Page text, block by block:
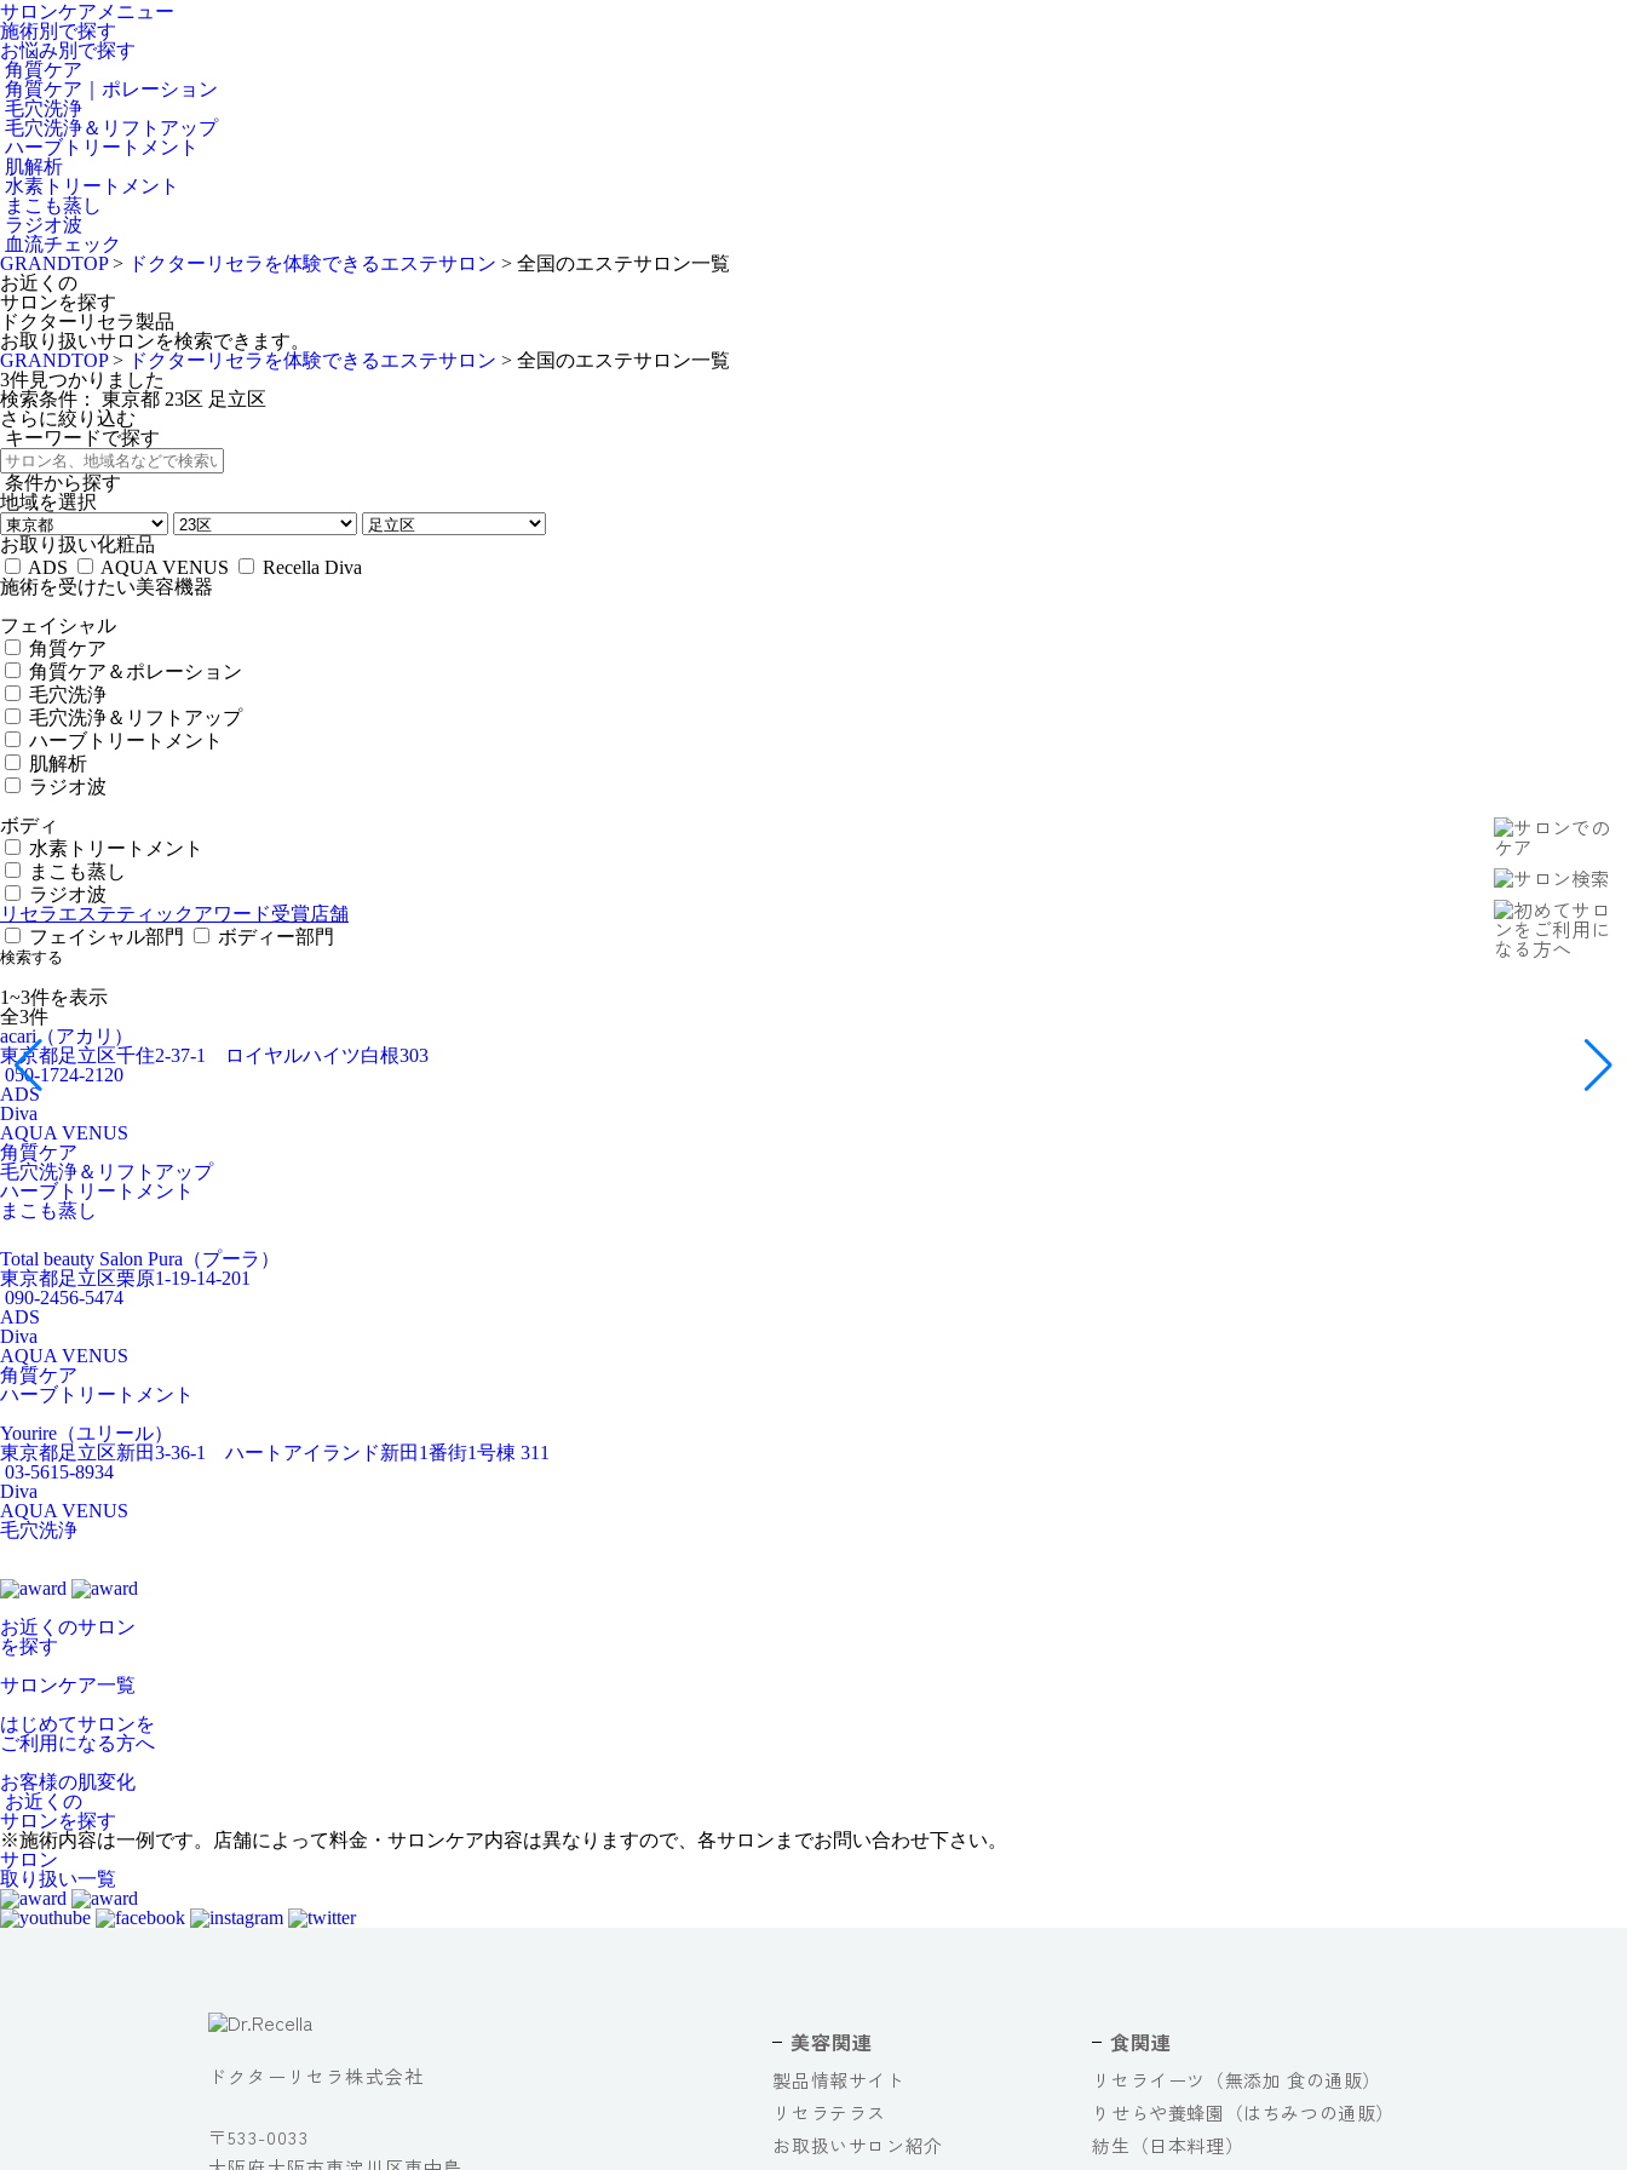
サロンケアメニュー
施術別で探す
お悩み別で探す
角質ケア
角質ケア｜ポレーション
毛穴洗浄
毛穴洗浄＆リフトアップ
ハーブトリートメント
肌解析
水素トリートメント
まこも蒸し
ラジオ波
血流チェック
GRANDTOP> ドクターリセラを体験できるエステサロン > 全国のエステサロン一覧
お近くの
サロンを探す
ドクターリセラ製品
お取り扱いサロンを検索できます。
GRANDTOP> ドクターリセラを体験できるエステサロン > 全国のエステサロン一覧
3件見つかりました
検索条件：
東京都 23区 足立区
さらに絞り込む
キーワードで探す
条件から探す
地域を選択
お取り扱い化粧品
ADS
AQUA VENUS
Recella Diva
施術を受けたい美容機器
フェイシャル
角質ケア
角質ケア＆ポレーション
毛穴洗浄
毛穴洗浄＆リフトアップ
ハーブトリートメント
肌解析
ラジオ波
ボディ
水素トリートメント
まこも蒸し
ラジオ波
リセラエステティックアワード受賞店舗
フェイシャル部門
ボディー部門
検索する
1~3件を表示
全3件
acari（アカリ）
東京都足立区千住2-37-1 ロイヤルハイツ白根303
050-1724-2120
ADS
Diva
AQUA VENUS
角質ケア
毛穴洗浄＆リフトアップ
ハーブトリートメント
まこも蒸し
Total beauty Salon Pura（プーラ）
東京都足立区栗原1-19-14-201
090-2456-5474
ADS
Diva
AQUA VENUS
角質ケア
ハーブトリートメント
Yourire（ユリール）
東京都足立区新田3-36-1 ハートアイランド新田1番街1号棟 311
03-5615-8934
Diva
AQUA VENUS
毛穴洗浄
お近くのサロン
を探す
サロンケア一覧
はじめてサロンを
ご利用になる方へ
お客様の肌変化
お近くの
サロンを探す
※施術内容は一例です。店舗によって料金・サロンケア内容は異なりますので、各サロンまでお問い合わせ下さい。
サロン
取り扱い一覧
ドクターリセラ株式会社
〒533-0033
美容関連
製品情報サイト
リセラテラス
お取扱いサロン紹介
食関連
リセライーツ（無添加 食の通販）
りせらや養蜂園（はちみつの通販）
紡生（日本料理）